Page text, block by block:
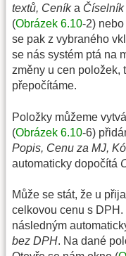
textů, Ceníka Číselník
(Obrázek 6.10-2)
se pak z vybraného
se nás systém ptá na
změny u cen položek,
přepočítáme.
Položky můžeme
(Obrázek 6.10-6)
Popis, Cenu za MJ,
automaticky dopočítá
Může se stát, že u
celkovou cenu s
následným
bez DPH. Na dané